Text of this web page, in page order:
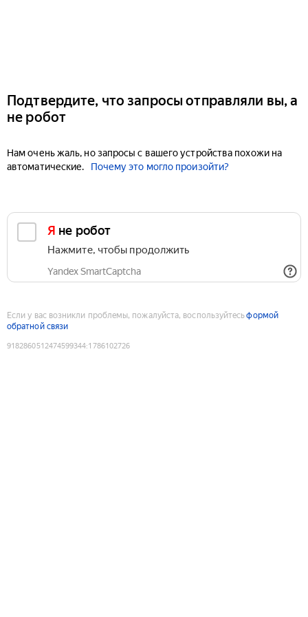
Подтвердите, что запросы отправляли вы, а
не робот
Нам очень жаль, но запросы с вашего устройства похожи на
автоматические.
Почему это могло произойти?
Я не робот
Нажмите, чтобы продолжить
Yandex SmartCaptcha
Если у вас возникли проблемы, пожалуйста, воспользуйтесьформой
обратной связи
9182860512474599344:1786102726